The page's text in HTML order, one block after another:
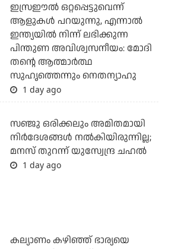
ഇസ്രഈല്‍ ഒറ്റപ്പെട്ടുവെന്ന്
ആളുകള്‍ പറയുന്നു, എന്നാല്‍
ഇന്ത്യയില്‍ നിന്ന് ലഭിക്കുന്ന
പിന്തുണ അവിശ്വസനീയം: മോദി
തന്റെ ആത്മാര്‍ത്ഥ
സുഹൃത്തെന്നും നെതന്യാഹു
1 day ago
സഞ്ജു ഒരിക്കലും അമിതമായി
നിര്‍ദേശങ്ങള്‍ നല്‍കിയിരുന്നില്ല;
മനസ് തുറന്ന് യുസ്വേന്ദ്ര ചഹല്‍
1 day ago
കല്യാണം കഴിഞ്ഞ് ഭാര്യയെ